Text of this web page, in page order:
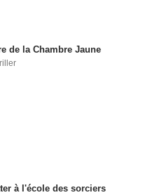
de la Chambre Jaune
à l'école des sorciers